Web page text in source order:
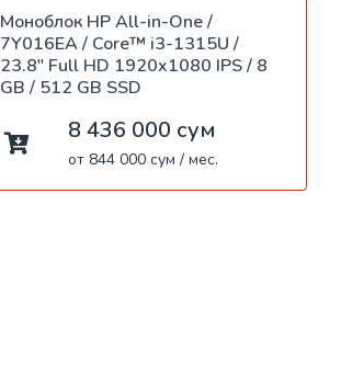
Моноблок HP All-in-One /
7Y016EA / Core™ i3-1315U /
23.8" Full HD 1920x1080 IPS / 8
GB / 512 GB SSD
8 436 000 сум
от 844 000 сум / мес.